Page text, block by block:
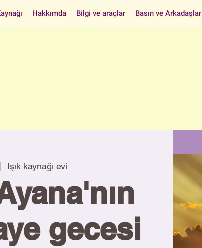
Hakkımda Bilgi ve araçlar Basın ve Arkadaşlar
Işık kaynağı evi
gecesi